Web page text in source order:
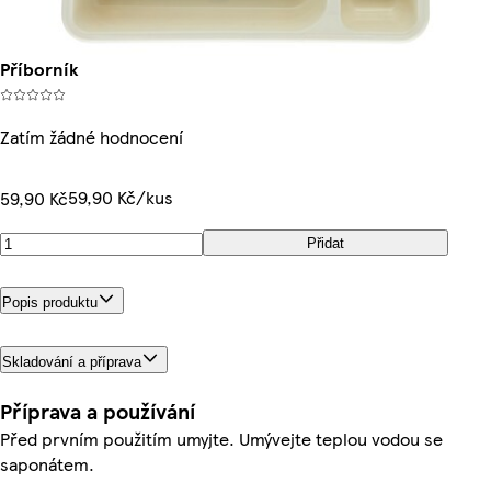
Příborník
Zatím žádné hodnocení
59,90 Kč59,90 Kč/kus
Přidat
Popis produktu
Skladování a příprava
Příprava a používání
Před prvním použitím umyjte. Umývejte teplou vodou se
saponátem.